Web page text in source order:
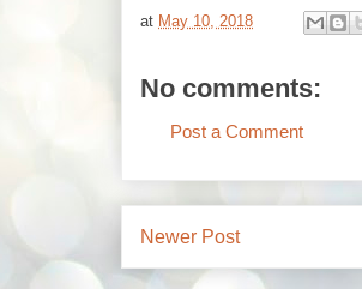
at May 10, 2018
No comments:
Post a Comment
Newer Post